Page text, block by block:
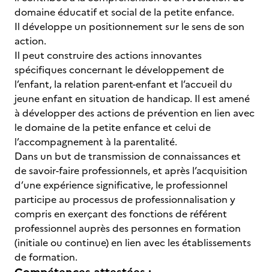
domaine éducatif et social de la petite enfance.
Il développe un positionnement sur le sens de son
action.
Il peut construire des actions innovantes
spécifiques concernant le développement de
l’enfant, la relation parent-enfant et l’accueil du
jeune enfant en situation de handicap. Il est amené
à développer des actions de prévention en lien avec
le domaine de la petite enfance et celui de
l’accompagnement à la parentalité.
Dans un but de transmission de connaissances et
de savoir-faire professionnels, et après l’acquisition
d’une expérience significative, le professionnel
participe au processus de professionnalisation y
compris en exerçant des fonctions de référent
professionnel auprès des personnes en formation
(initiale ou continue) en lien avec les établissements
de formation.